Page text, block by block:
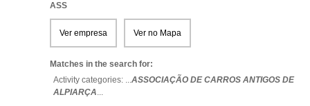
ASS
Ver empresa Ver no Mapa
Matches in the search for:
Activity categories: ...ASSOCIAÇÃO DE CARROS ANTIGOS DE
ALPIARÇA...